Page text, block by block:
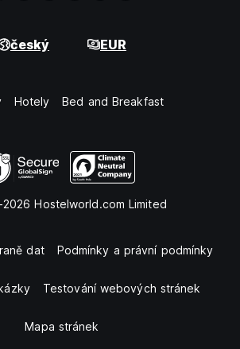
český EUR
Hotely Bed and Breakfast
Hostelworld.com Limited
dat Podmínky a právní podmínky
Testování webových stránek
Mapa stránek